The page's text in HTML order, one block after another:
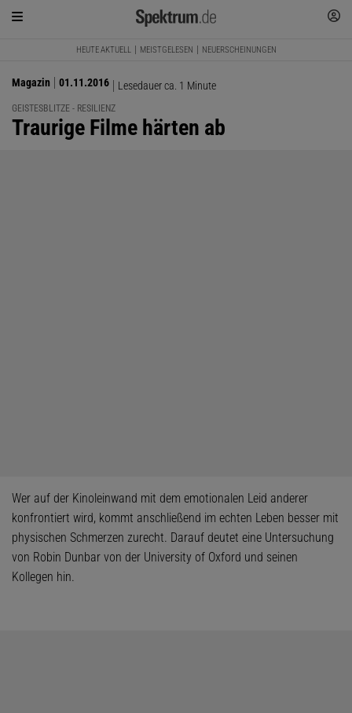
HEUTE AKTUELL MEISTGELESEN NEUERSCHEINUNGEN
Magazin 01.11.2016 Lesedauer ca. 1 Minute
GEISTESBLITZE - RESILIENZ
:
Traurige Filme härten ab
Wer auf der Kinoleinwand mit dem emotionalen Leid anderer
konfrontiert wird, kommt anschließend im echten Leben besser mit
physischen Schmerzen zurecht. Darauf deutet eine Untersuchung
von Robin Dunbar von der University of Oxford und seinen
Kollegen hin.